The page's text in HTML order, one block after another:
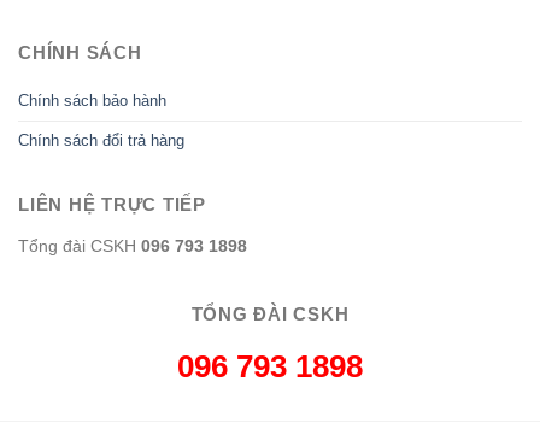
CHÍNH SÁCH
Chính sách bảo hành
Chính sách đổi trả hàng
LIÊN HỆ TRỰC TIẾP
Tổng đài CSKH 096 793 1898
TỔNG ĐÀI CSKH
096 793 1898